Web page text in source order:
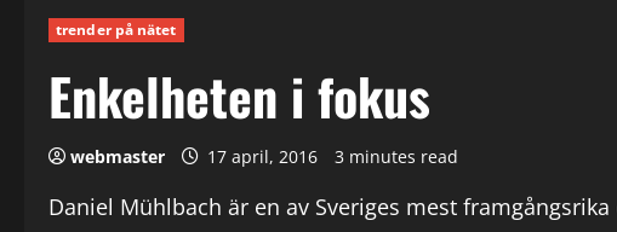
trender på nätet
Enkelheten i fokus
webmaster 17 april, 2016 3 minutes read
Daniel Mühlbach är en av Sveriges mest